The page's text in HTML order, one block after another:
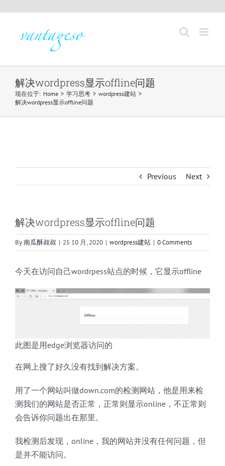
解决wordpress显示offline问题
现在位于: Home > 学习思考 > wordpress建站 >
解决wordpress显示offline问题
Previous Next
解决wordpress显示offline问题
By南瓜酥叔叔 | 25 10 月, 2020 | wordpress建站 | 0 Comments
今天在访问自己wordrpess站点的时候，它显示offline
此图是用edge浏览器访问的
在网上搜了好久没有找到解决方案。
用了一个网站叫做down.com的检测网站，他是用来检
测我们的网站是否正常，正常则显示online，不正常则
会告诉你问题出在那里。
我检测后发现，online，我的网站并没有任何问题，但
是并不能访问。